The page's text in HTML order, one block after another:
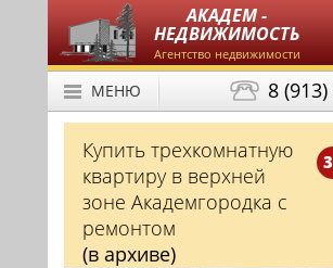
АКАДЕМ -
НЕДВИЖИМОСТЬ
Агентство недвижимости
8
МЕНЮ
Купить трехкомнатную
квартиру в верхней
зоне Академгородка с
ремонтом
(в архиве)